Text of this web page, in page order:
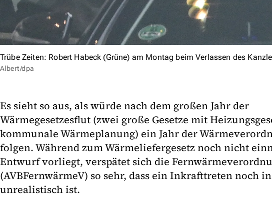
Trübe Zeiten: Robert Habeck (Grüne) am Montag beim Verlassen des
Albert/dpa
Es sieht so aus, als würde nach dem großen Jahr der
Wärmegesetzesflut (zwei große Gesetze mit
kommunale Wärmeplanung) ein Jahr der
folgen. Während zum Wärmeliefergesetz noch nicht
Entwurf vorliegt, verspätet sich die
(AVBFernwärmeV) so sehr, dass ein Inkrafttreten noch
unrealistisch ist.